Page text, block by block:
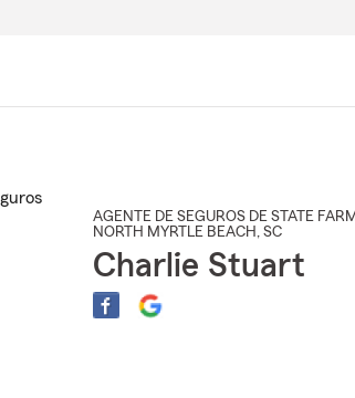
AGENTE DE SEGUROS DE STATE FARM
NORTH MYRTLE BEACH , SC
Charlie Stuart